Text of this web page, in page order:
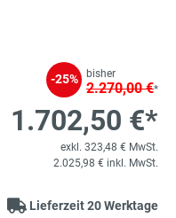
-25% bisher
2.270,00 €*
1.702,50 €*
exkl. 323,48 € MwSt.
2.025,98 € inkl. MwSt.
Lieferzeit 20 Werktage